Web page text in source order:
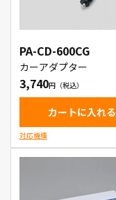
PA-CD-600CG
カーアダプター
3,740
カートに入れる
対応機種